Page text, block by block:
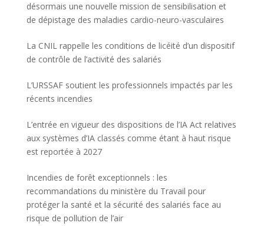
désormais une nouvelle mission de sensibilisation et
de dépistage des maladies cardio-neuro-vasculaires
La CNIL rappelle les conditions de licéité d’un dispositif
de contrôle de l’activité des salariés
L’URSSAF soutient les professionnels impactés par les
récents incendies
L’entrée en vigueur des dispositions de l’IA Act relatives
aux systèmes d’IA classés comme étant à haut risque
est reportée à 2027
Incendies de forêt exceptionnels : les
recommandations du ministère du Travail pour
protéger la santé et la sécurité des salariés face au
risque de pollution de l’air